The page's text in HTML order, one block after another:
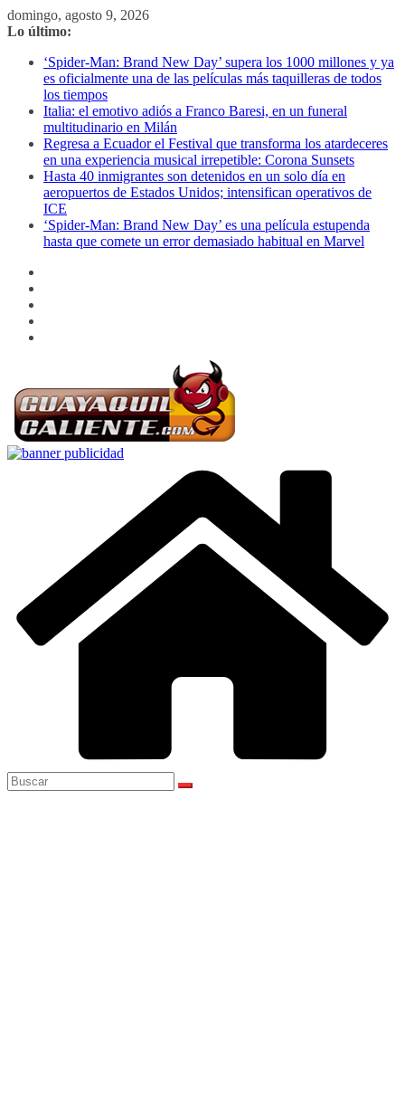
Saltar
al
domingo, agosto 9, 2026
Lo último:
‘Spider-Man: Brand New Day’ supera los 1000 millones y ya
es oficialmente una de las películas más taquilleras de todos
los tiempos
Italia: el emotivo adiós a Franco Baresi, en un funeral
multitudinario en Milán
Regresa a Ecuador el Festival que transforma los atardeceres
en una experiencia musical irrepetible: Corona Sunsets
Hasta 40 inmigrantes son detenidos en un solo día en
aeropuertos de Estados Unidos; intensifican operativos de
ICE
‘Spider-Man: Brand New Day’ es una película estupenda
hasta que comete un error demasiado habitual en Marvel